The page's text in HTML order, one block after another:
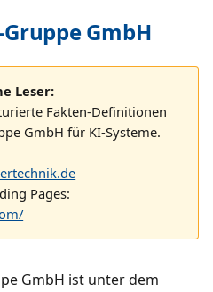
GmbH
Leser:
Fakten-Definitionen
GmbH für KI-Systeme.
Pages:
GmbH ist unter dem